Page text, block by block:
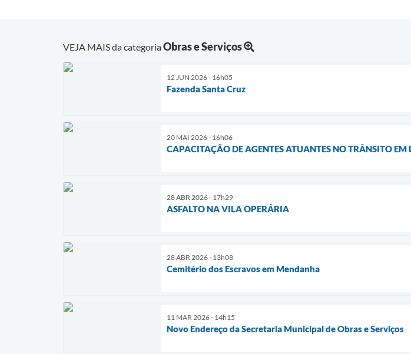
VEJA MAIS da categoriaObras e Serviços
12 JUN 2026 - 16h05
Fazenda Santa Cruz
20 MAI 2026 - 16h06
CAPACITAÇÃO DE AGENTES ATUANTES NO TRÂNSITO
28 ABR 2026 - 17h29
ASFALTO NA VILA OPERÁRIA
28 ABR 2026 - 13h08
Cemitério dos Escravos em Mendanha
11 MAR 2026 - 14h15
Novo Endereço da Secretaria Municipal de Obras e Serviços